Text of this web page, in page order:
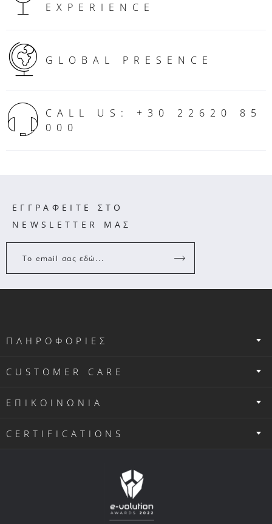
EXPERIENCE
GLOBAL PRESENCE
CALL US: +30 22620 85
000
ΕΓΓΡΑΦΕΙΤΕ ΣΤΟ
NEWSLETTER ΜΑΣ
Το email σας εδώ...
ΠΛΗΡΟΦΟΡΙΕΣ
CUSTOMER CARE
ΕΠΙΚΟΙΝΩΝΙΑ
CERTIFICATIONS